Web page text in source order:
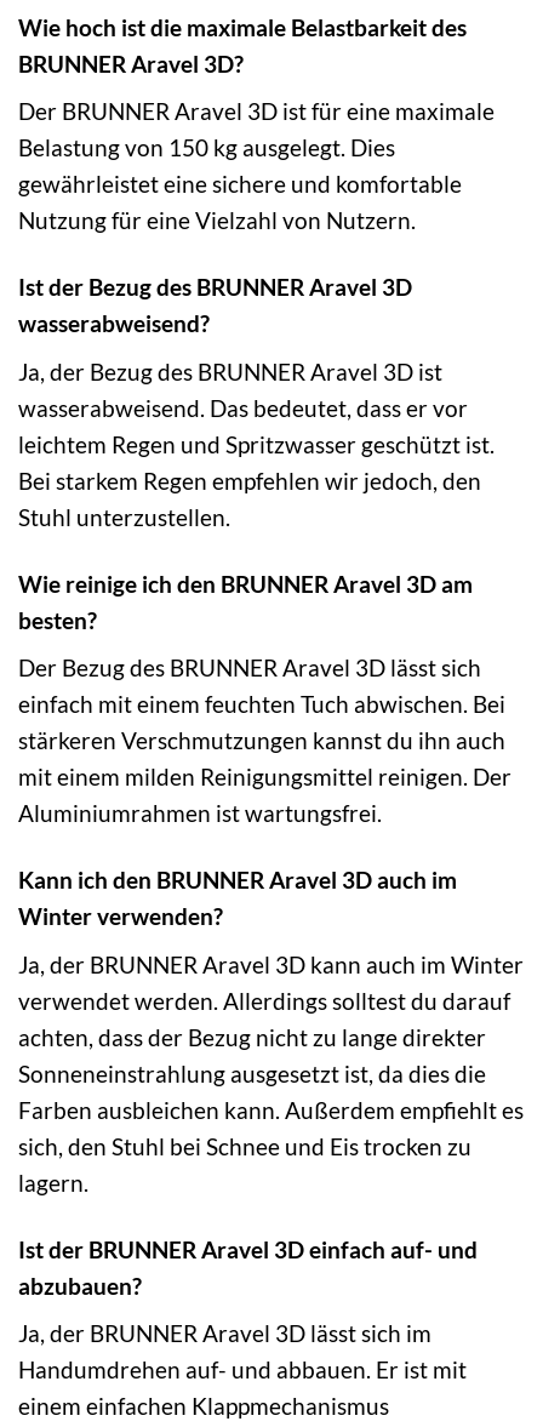
Wie hoch ist die maximale Belastbarkeit des
BRUNNER Aravel 3D?
Der BRUNNER Aravel 3D ist für eine maximale
Belastung von 150 kg ausgelegt. Dies
gewährleistet eine sichere und komfortable
Nutzung für eine Vielzahl von Nutzern.
Ist der Bezug des BRUNNER Aravel 3D
wasserabweisend?
Ja, der Bezug des BRUNNER Aravel 3D ist
wasserabweisend. Das bedeutet, dass er vor
leichtem Regen und Spritzwasser geschützt ist.
Bei starkem Regen empfehlen wir jedoch, den
Stuhl unterzustellen.
Wie reinige ich den BRUNNER Aravel 3D am
besten?
Der Bezug des BRUNNER Aravel 3D lässt sich
einfach mit einem feuchten Tuch abwischen. Bei
stärkeren Verschmutzungen kannst du ihn auch
mit einem milden Reinigungsmittel reinigen. Der
Aluminiumrahmen ist wartungsfrei.
Kann ich den BRUNNER Aravel 3D auch im
Winter verwenden?
Ja, der BRUNNER Aravel 3D kann auch im Winter
verwendet werden. Allerdings solltest du darauf
achten, dass der Bezug nicht zu lange direkter
Sonneneinstrahlung ausgesetzt ist, da dies die
Farben ausbleichen kann. Außerdem empfiehlt es
sich, den Stuhl bei Schnee und Eis trocken zu
lagern.
Ist der BRUNNER Aravel 3D einfach auf- und
abzubauen?
Ja, der BRUNNER Aravel 3D lässt sich im
Handumdrehen auf- und abbauen. Er ist mit
einem einfachen Klappmechanismus